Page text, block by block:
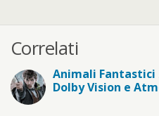
Correlati
Animali Fantastici
Dolby Vision e